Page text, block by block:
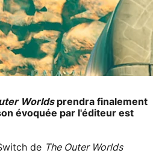
Worldsprendra finalement
évoquée par l'éditeur est
de The Outer Worlds